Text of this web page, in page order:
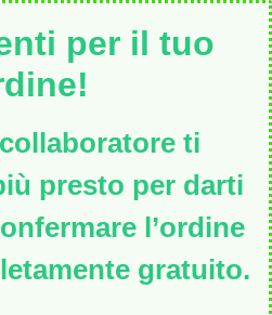
per il tuo
ti
presto per darti
l’ordine
gratuito.